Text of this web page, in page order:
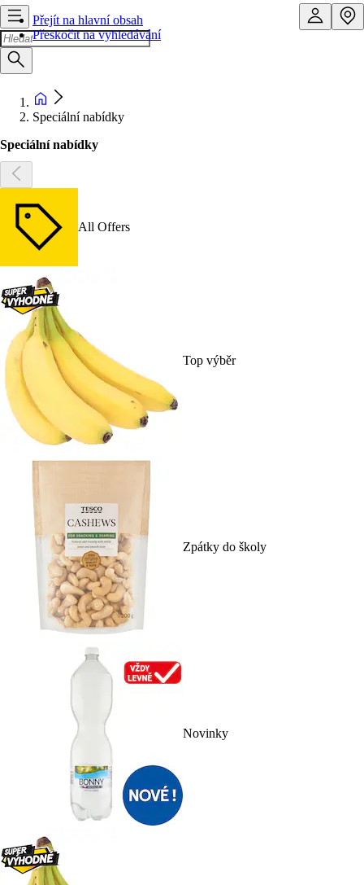
Přejít na hlavní obsah
Přeskočit na vyhledávání
Speciální nabídky
Speciální nabídky
All Offers
Top výběr
Zpátky do školy
Novinky